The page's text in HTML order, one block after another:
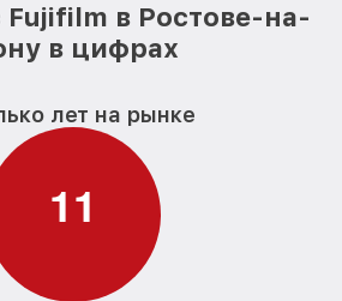
в Ростове-на-
в цифрах
лет на рынке
11